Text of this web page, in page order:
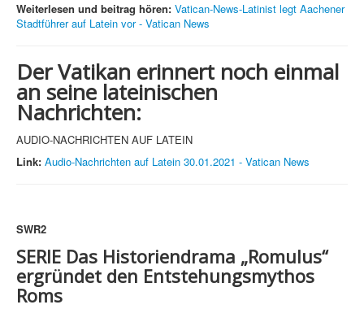
Weiterlesen und beitrag hören: Vatican-News-Latinist legt Aachener
Stadtführer auf Latein vor - Vatican News
Der Vatikan erinnert noch einmal
an seine lateinischen
Nachrichten:
AUDIO-NACHRICHTEN AUF LATEIN
Link: Audio-Nachrichten auf Latein 30.01.2021 - Vatican News
SWR2
SERIE Das Historiendrama „Romulus“
ergründet den Entstehungsmythos
Roms